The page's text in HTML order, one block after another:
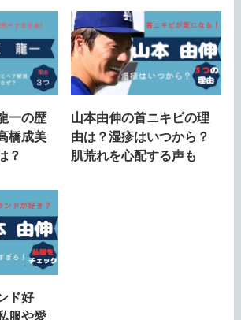
一の歴
橋成美
？
山本由伸の首ニキビの理
由は？湿疹はいつから？
肌荒れを心配する声も
ド好
服や愛